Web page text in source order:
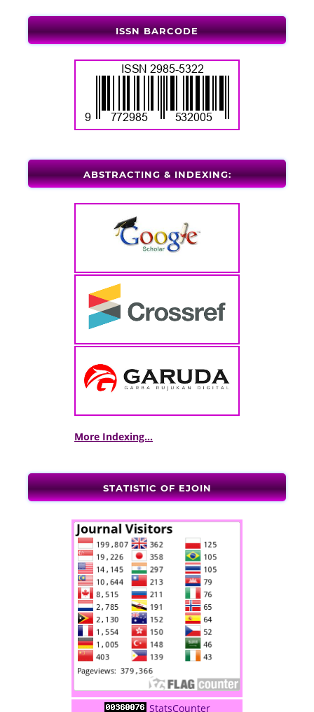
ISSN BARCODE
ABSTRACTING & INDEXING:
More Indexing...
STATISTIC OF EJOIN
StatsCounter